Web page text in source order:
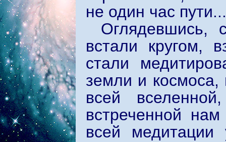
не один час пути...
Оглядевшись,
встали кругом,
стали
земли и космоса,
всей
встреченной
всей